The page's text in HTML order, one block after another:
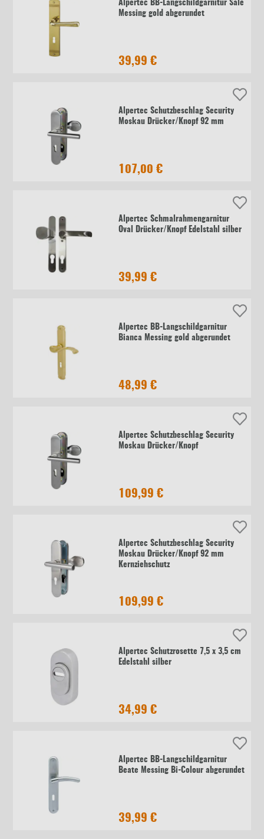
Alpertec BB-Langschildgarnitur Sale
Messing gold abgerundet
39,99 €
Alpertec Schutzbeschlag Security
Moskau Drücker/Knopf 92 mm
107,00 €
Alpertec Schmalrahmengarnitur
Oval Drücker/Knopf Edelstahl silber
39,99 €
Alpertec BB-Langschildgarnitur
Bianca Messing gold abgerundet
48,99 €
Alpertec Schutzbeschlag Security
Moskau Drücker/Knopf
109,99 €
Alpertec Schutzbeschlag Security
Moskau Drücker/Knopf 92 mm
Kernziehschutz
109,99 €
Alpertec Schutzrosette 7,5 x 3,5 cm
Edelstahl silber
34,99 €
Alpertec BB-Langschildgarnitur
Beate Messing Bi-Colour abgerundet
39,99 €